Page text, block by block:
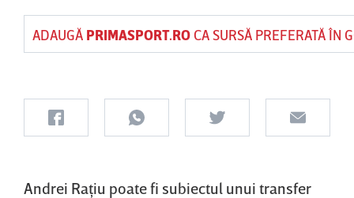
ADAUGĂ PRIMASPORT.ROCA SURSĂ PREFERATĂ ÎN
Andrei Raţiu poate fi subiectul unui transfer